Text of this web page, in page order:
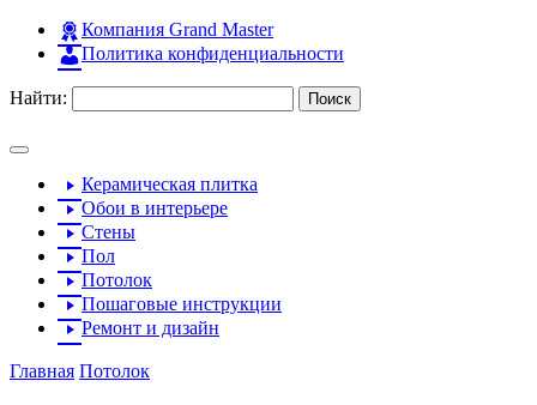
Компания Grand Master
Политика конфиденциальности
Найти:
Керамическая плитка
Обои в интерьере
Стены
Пол
Потолок
Пошаговые инструкции
Ремонт и дизайн
Главная Потолок